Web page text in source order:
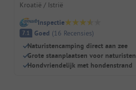
Kroatië / Istrië
Inspectie
7.1 Goed (16 Recensies)
Naturistencamping direct aan zee
Grote staanplaatsen voor naturisten
Hondvriendelijk met hondenstrand